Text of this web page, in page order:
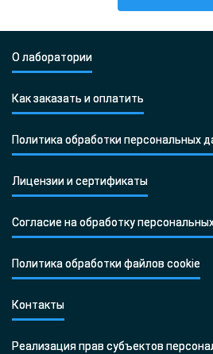
О лаборатории
Как заказать и оплатить
Политика обработки персональных
Лицензии и сертификаты
Согласие на обработку
Политика обработки файлов cookie
Контакты
Реализация прав субъектов